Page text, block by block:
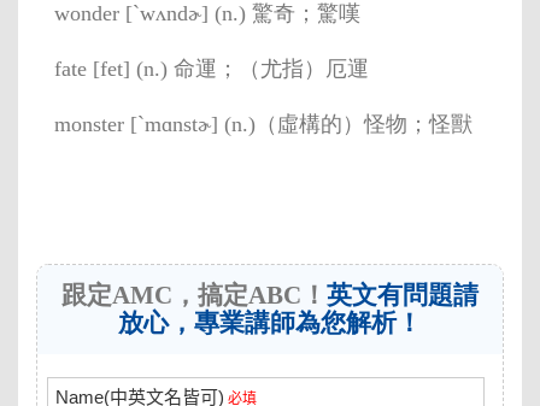
wonder [ˋwʌndɚ] (n.) 驚奇；驚嘆
fate [fet] (n.) 命運；（尤指）厄運
monster [ˋmɑnstɚ] (n.)（虛構的）怪物；怪獸
跟定AMC，搞定ABC！ 英文有問題請
放心，專業講師為您解析！